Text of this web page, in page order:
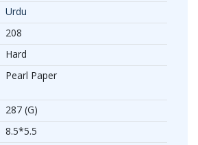
Urdu
208
Hard
Pearl Paper
287 (G)
8.5*5.5